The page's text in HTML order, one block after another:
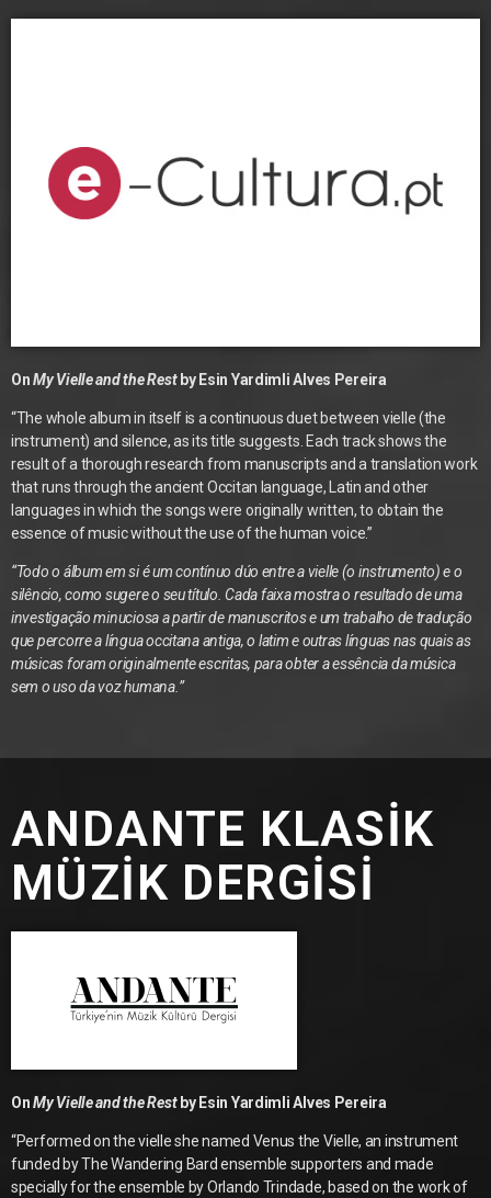
OnMy Vielle and the Restby Esin Yardimli Alves Pereira
“The whole album in itself is a continuous duet between vielle (the
instrument) and silence, as its title suggests. Each track shows the
result of a thorough research from manuscripts and a translation work
that runs through the ancient Occitan language, Latin and other
languages in which the songs were originally written, to obtain the
essence of music without the use of the human voice.”
“Todo o álbum em si é um contínuo dúo entre a vielle (o instrumento) e o
silêncio, como sugere o seu título. Cada faixa mostra o resultado de uma
investigação minuciosa a partir de manuscritos e um trabalho de tradução
que percorre a língua occitana antiga, o latim e outras línguas nas quais as
músicas foram originalmente escritas, para obter a essência da música
sem o uso da voz humana.”
ANDANTE KLASİK
MÜZİK DERGİSİ
OnMy Vielle and the Restby Esin Yardimli Alves Pereira
“Performed on the vielle she named Venus the Vielle, an instrument
funded by The Wandering Bard ensemble supporters and made
specially for the ensemble by Orlando Trindade, based on the work of